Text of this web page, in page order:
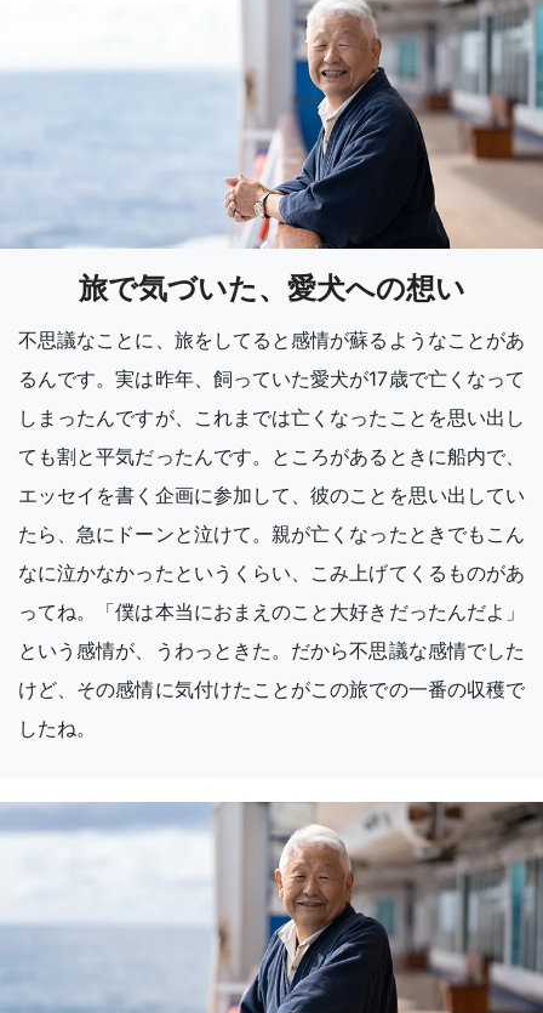
旅で気づいた、愛犬への想い
不思議なことに、旅をしてると感情が蘇るようなことがあ
るんです。実は昨年、飼っていた愛犬が17歳で亡くなって
しまったんですが、これまでは亡くなったことを思い出し
ても割と平気だったんです。ところがあるときに船内で、
エッセイを書く企画に参加して、彼のことを思い出してい
たら、急にドーンと泣けて。親が亡くなったときでもこん
なに泣かなかったというくらい、こみ上げてくるものがあ
ってね。「僕は本当におまえのこと大好きだったんだよ」
という感情が、うわっときた。だから不思議な感情でした
けど、その感情に気付けたことがこの旅での一番の収穫で
したね。